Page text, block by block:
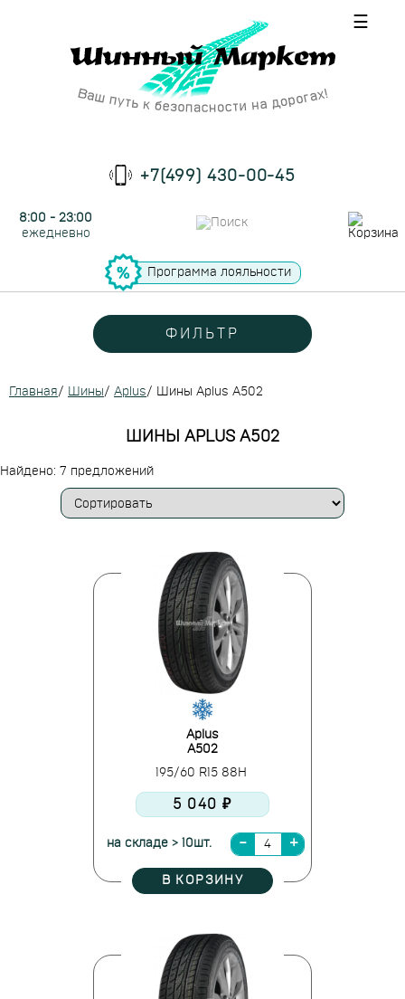
☰
+7(499) 430-00-45
8:00 - 23:00
ежедневно
Программа лояльности
ФИЛЬТР
Главная/ Шины/ Aplus/ Шины Aplus A502
ШИНЫ APLUS A502
Найдено: 7 предложений
Aplus
A502
195/60 R15 88H
5 040 ₽
на складе > 10шт.
В КОРЗИНУ